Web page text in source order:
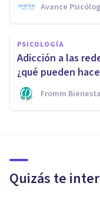
Avance
PSICOLOGÍA
Adicción a las
¿qué pueden
Fromm
Quizás te